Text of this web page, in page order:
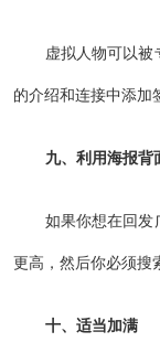
虚拟人物可以
的介绍和连接中添加
九、利用海报背
如果你想在回发
更高，然后你必须搜
十、适当加满